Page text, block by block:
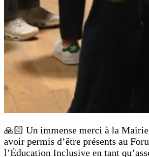
🙏🏻 Un immense merci à la Mairie
avoir permis d’être présents au
l’Éducation Inclusive en tant